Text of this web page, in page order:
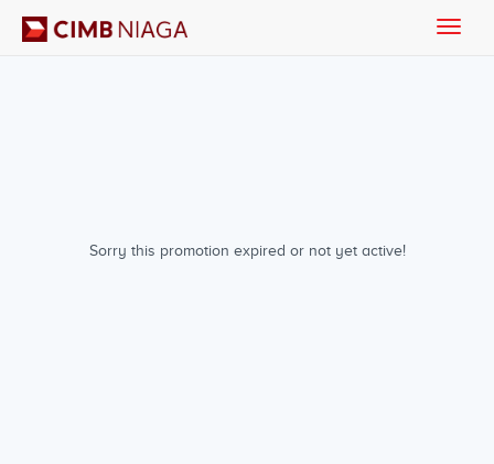
Sorry this promotion expired or not yet active!
Toggle